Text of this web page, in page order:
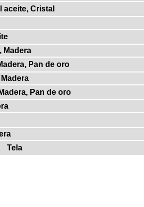
aceite, Cristal
Madera
Pan de oro
Pan de oro
Tela